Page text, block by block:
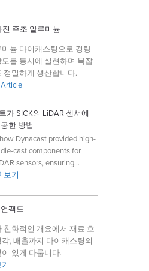
주조 알루미늄
늄 다이캐스팅으로 경량
를 동시에 실현하며 복잡
정밀하게 생산합니다.
가 SICK의 LiDAR 센서에
한 방법
Dynacast provided high-
cast components for
sensors, ensuring
and reliability.
보기
팩드
친화적인 개요에서 재료 흐
, 배출까지 다이캐스팅의
있게 다룹니다.